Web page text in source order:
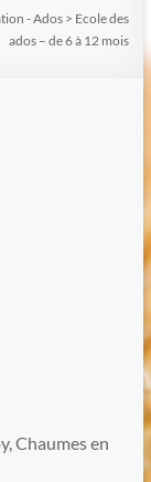
- Ados > Ecole des
ados – de 6 à 12 mois
Chaumes en